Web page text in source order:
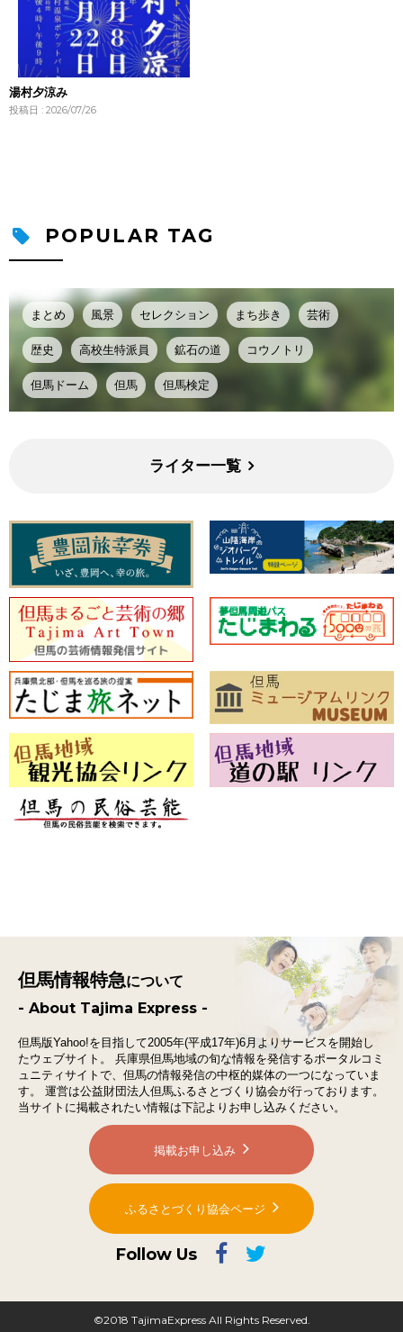
湯村夕涼み
投稿日 : 2026/07/26
POPULAR TAG
まとめ 風景 セレクション まち歩き 芸術
歴史 高校生特派員 鉱石の道 コウノトリ
但馬ドーム 但馬 但馬検定
ライター一覧
但馬情報特急について
- About Tajima Express -
但馬版Yahoo!を目指して2005年(平成17年)6月よりサービスを開始し
たウェブサイト。
兵庫県但馬地域の旬な情報を発信するポータルコミ
ュニティサイトで、 但馬の情報発信の中枢的媒体の一つになっていま
す。
運営は公益財団法人但馬ふるさとづくり協会が行っております。
当サイトに掲載されたい情報は下記よりお申し込みください。
掲載お申し込み
ふるさとづくり協会ページ
Follow Us
©2018 TajimaExpress All Rights Reserved.